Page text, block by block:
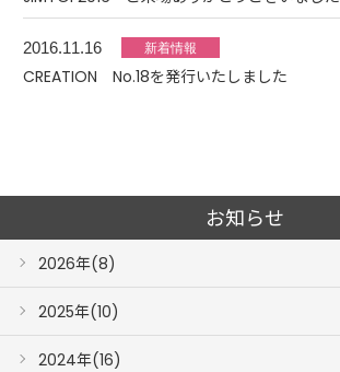
2016.11.16
CREATION No.18を発行いたしました
お知らせ
2026年(8)
2025年(10)
2024年(16)